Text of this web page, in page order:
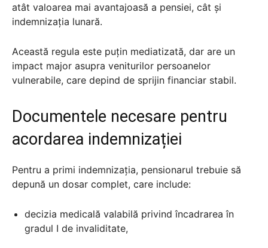
atât valoarea mai avantajoasă a pensiei, cât și
indemnizația lunară.
Această regula este puțin mediatizată, dar are un
impact major asupra veniturilor persoanelor
vulnerabile, care depind de sprijin financiar stabil.
Documentele necesare pentru
acordarea indemnizației
Pentru a primi indemnizația, pensionarul trebuie să
depună un dosar complet, care include:
decizia medicală valabilă privind încadrarea în
gradul I de invaliditate,